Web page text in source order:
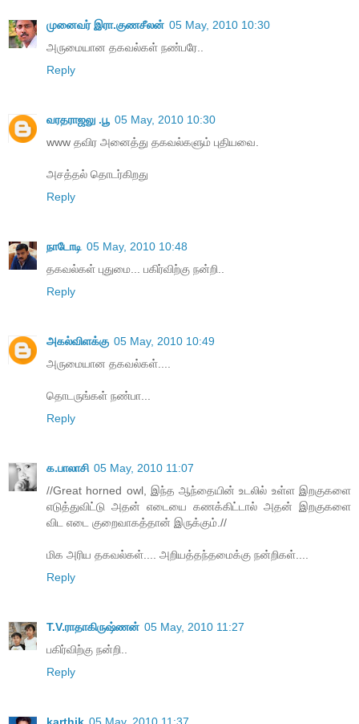
முனைவர் இரா.குணசீலன் 05 May, 2010 10:30
அருமையான தகவல்கள் நண்பரே..
Reply
வரதராஜலு .பூ 05 May, 2010 10:30
www தவிர அனைத்து தகவல்களும் புதியவை.
அசத்தல் தொடர்கிறது
Reply
நாடோடி 05 May, 2010 10:48
த‌க‌வ‌ல்க‌ள் புதுமை... ப‌கிர்விற்கு ந‌ன்றி..
Reply
அகல்விளக்கு 05 May, 2010 10:49
அருமையான தகவல்கள்....
தொடருங்கள் நண்பா...
Reply
க.பாலாசி 05 May, 2010 11:07
//Great horned owl, இந்த ஆந்தையின் உடலில் உள்ள இறகுகளை
எடுத்துவிட்டு அதன் எடையை கணக்கிட்டால் அதன் இறகுகளை
விட எடை குறைவாகத்தான் இருக்கும்.//
மிக அரிய தகவல்கள்.... அறியத்தந்தமைக்கு நன்றிகள்....
Reply
T.V.ராதாகிருஷ்ணன் 05 May, 2010 11:27
ப‌கிர்விற்கு ந‌ன்றி..
Reply
karthik 05 May, 2010 11:37